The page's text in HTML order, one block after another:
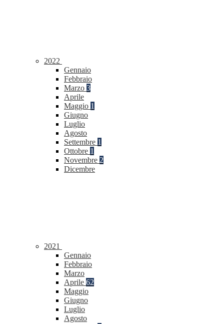
2022
Gennaio
Febbraio
Marzo 3
Aprile
Maggio 1
Giugno
Luglio
Agosto
Settembre 1
Ottobre 1
Novembre 2
Dicembre
2021
Gennaio
Febbraio
Marzo
Aprile 62
Maggio
Giugno
Luglio
Agosto